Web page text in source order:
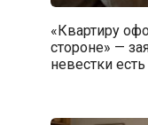
«Квартиру
стороне» —
невестки